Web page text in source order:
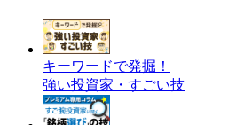
キーワードで発掘！
強い投資家・すごい技